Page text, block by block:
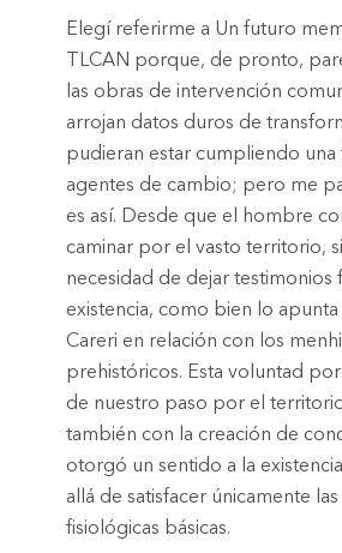
Elegí referirme a Un futuro
TLCAN porque, de pronto,
las obras de intervención
arrojan datos duros de
pudieran estar cumpliendo
agentes de cambio; pero me
es así. Desde que el hombre
caminar por el vasto territorio,
necesidad de dejar testimonios
existencia, como bien lo apunta
Careri en relación con los
prehistóricos. Esta voluntad
de nuestro paso por el
también con la creación de
otorgó un sentido a la
allá de satisfacer únicamente
fisiológicas básicas.